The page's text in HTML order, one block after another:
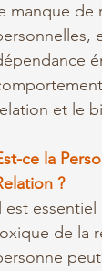
manque
et le
ce la
?
est
de la